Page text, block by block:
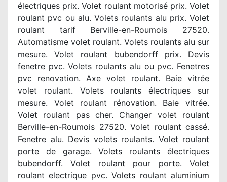
électriques prix. Volet roulant motorisé prix. Volet
roulant pvc ou alu. Volets roulants alu prix. Volet
roulant tarif Berville-en-Roumois 27520.
Automatisme volet roulant. Volets roulants alu sur
mesure. Volet roulant bubendorff prix. Devis
fenetre pvc. Volets roulants alu ou pvc. Fenetres
pvc renovation. Axe volet roulant. Baie vitrée
volet roulant. Volets roulants électriques sur
mesure. Volet roulant rénovation. Baie vitrée.
Volet roulant pas cher. Changer volet roulant
Berville-en-Roumois 27520. Volet roulant cassé.
Fenetre alu. Devis volets roulants. Volet roulant
porte de garage. Volets roulants électriques
bubendorff. Volet roulant pour porte. Volet
roulant electrique pvc. Volets roulant aluminium